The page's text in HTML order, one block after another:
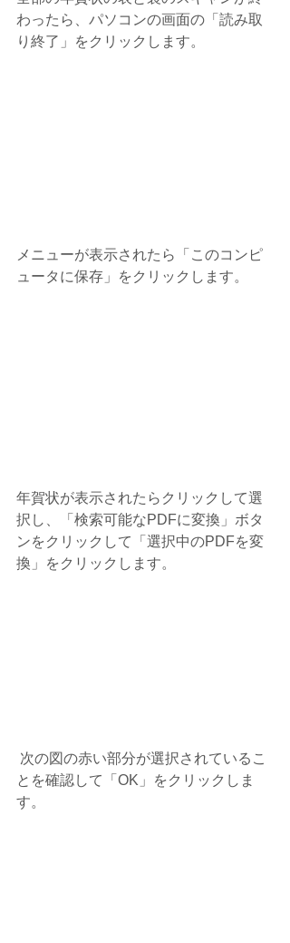
わったら、パソコンの画面の「読み取
り終了」をクリックします。
メニューが表示されたら「このコンピ
ュータに保存」をクリックします。
年賀状が表示されたらクリックして選
択し、「検索可能なPDFに変換」ボタ
ンをクリックして「選択中のPDFを変
換」をクリックします。
とを確認して「OK」をクリックしま
す。